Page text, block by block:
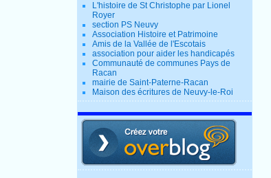
L'histoire de St Christophe par Lionel
Royer
section PS Neuvy
Association Histoire et Patrimoine
Amis de la Vallée de l'Escotais
association pour aider les handicapés
Communauté de communes Pays de
Racan
mairie de Saint-Paterne-Racan
Maison des écritures de Neuvy-le-Roi